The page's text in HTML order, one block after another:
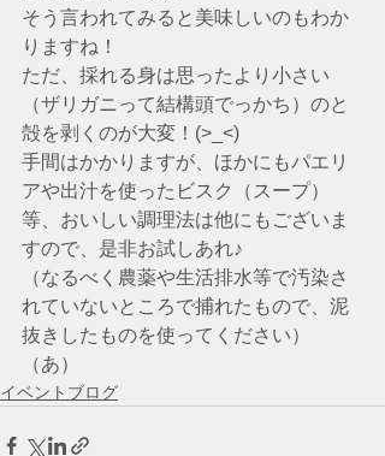
そう言われてみると美味しいのもわか
りますね！
ただ、採れる身は思ったより小さい
（ザリガニって結構頭でっかち）のと
殻を剥くのが大変！(>_<)
手間はかかりますが、ほかにもパエリ
アや出汁を使ったビスク（スープ）
等、おいしい調理法は他にもございま
すので、是非お試しあれ♪
（なるべく農薬や生活排水等で汚染さ
れていないところで捕れたもので、泥
抜きしたものを使ってください）
（あ）
イベントブログ